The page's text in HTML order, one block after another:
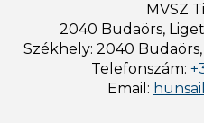
MVSZ
2040 Budaörs,
Székhely: 2040
Telefonszám:
Email: